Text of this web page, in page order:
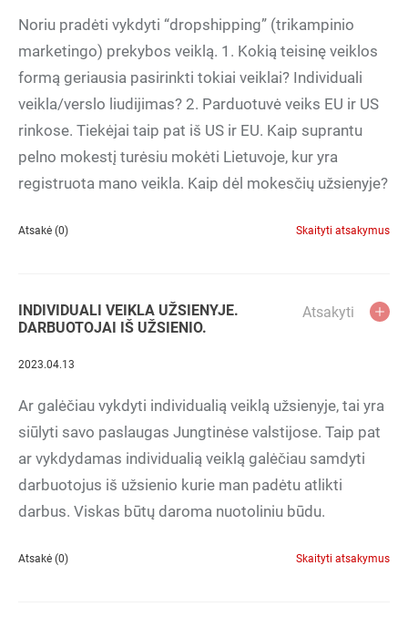
Noriu pradėti vykdyti “dropshipping” (trikampinio
marketingo) prekybos veiklą. 1. Kokią teisinę veiklos
formą geriausia pasirinkti tokiai veiklai? Individuali
veikla/verslo liudijimas? 2. Parduotuvė veiks EU ir US
rinkose. Tiekėjai taip pat iš US ir EU. Kaip suprantu
pelno mokestį turėsiu mokėti Lietuvoje, kur yra
registruota mano veikla. Kaip dėl mokesčių užsienyje?
Atsakė (0) Skaityti atsakymus
INDIVIDUALI VEIKLA UŽSIENYJE.
DARBUOTOJAI IŠ UŽSIENIO.
Atsakyti
2023.04.13
Ar galėčiau vykdyti individualią veiklą užsienyje, tai yra
siūlyti savo paslaugas Jungtinėse valstijose. Taip pat
ar vykdydamas individualią veiklą galėčiau samdyti
darbuotojus iš užsienio kurie man padėtu atlikti
darbus. Viskas būtų daroma nuotoliniu būdu.
Atsakė (0) Skaityti atsakymus